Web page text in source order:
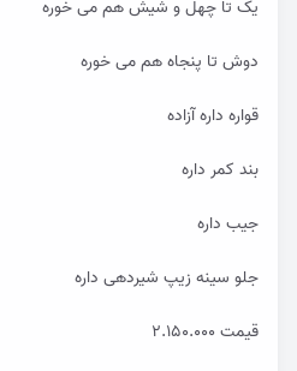
یک تا چهل و شیش هم می خوره
دوش تا پنجاه هم می خوره
قواره داره آزاده
بند کمر داره
جیب داره
جلو سینه زیپ شیردهی داره
قیمت ۲.۱۵۰.۰۰۰